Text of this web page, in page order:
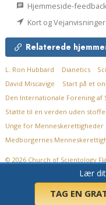
Lær dit
TAG EN
Hjemmeside-feedback
Kort og Vejanvisninger
Relaterede
L. Ron Hubbard Dianetics
David Miscavige
Start på et
Den Internationale Forening af
Støtte til en verden uden
Unge for Menneskerettigheder
Medborgernes
© 2026 Church of Scientology
Persondatapolitik •